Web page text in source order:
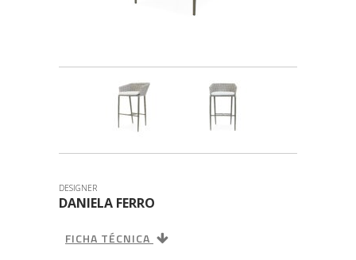
DESIGNER
DANIELA FERRO
FICHA TÉCNICA